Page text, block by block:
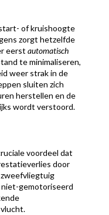
of kruishoogte
zorgt hetzelfde
eerst automatisch
te minimaliseren,
weer strak in de
sluiten zich
herstellen en de
wordt verstoord.
voordeel dat
door
niet-gemotoriseerd